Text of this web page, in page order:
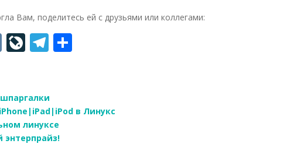
Вам, поделитесь ей с друзьями или коллегами:
V Li
o
u
r
T
gr
a
m
ав Линукс
линуксе
энтерпрайз!